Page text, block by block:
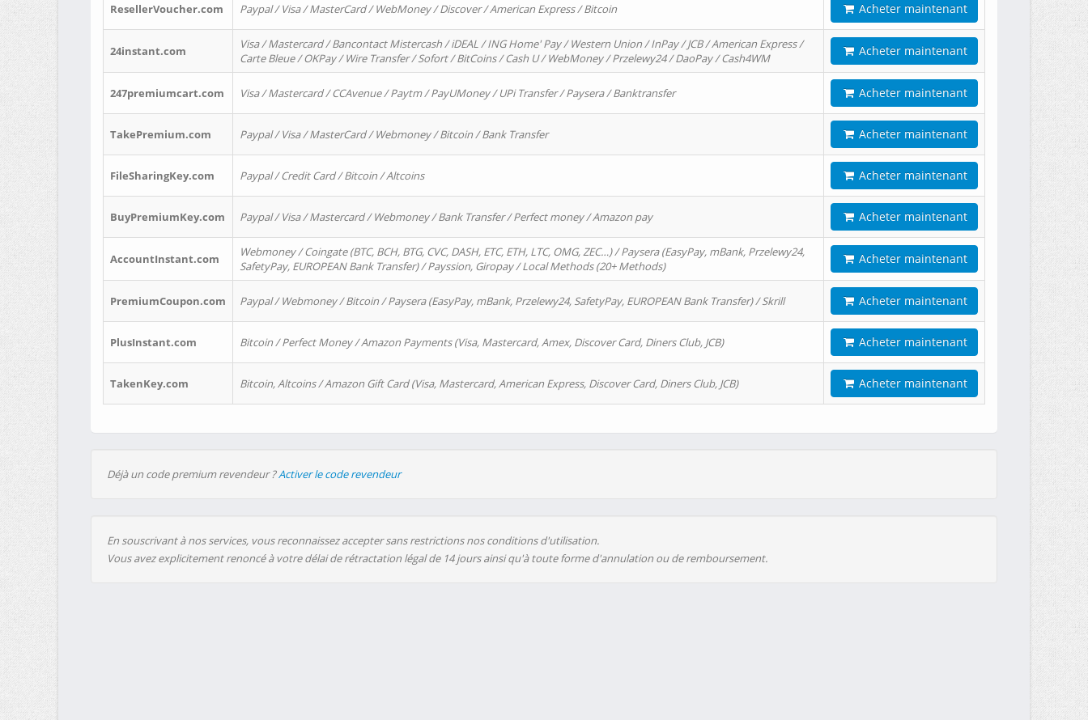
ResellerVoucher.com Paypal / Visa / MasterCard / WebMoney / Discover / American Express / Bitcoin Acheter maintenant
24instant.com
Visa / Mastercard / Bancontact Mistercash / iDEAL / ING Home' Pay / Western Union / InPay / JCB / American Express /
Carte Bleue / OKPay / Wire Transfer / Sofort / BitCoins / Cash U / WebMoney / Przelewy24 / DaoPay / Cash4WM
Acheter maintenant
247premiumcart.com Visa / Mastercard / CCAvenue / Paytm / PayUMoney / UPi Transfer / Paysera / Banktransfer Acheter maintenant
TakePremium.com Paypal / Visa / MasterCard / Webmoney / Bitcoin / Bank Transfer Acheter maintenant
FileSharingKey.com Paypal / Credit Card / Bitcoin / Altcoins Acheter maintenant
BuyPremiumKey.com Paypal / Visa / Mastercard / Webmoney / Bank Transfer / Perfect money / Amazon pay Acheter maintenant
AccountInstant.com
Webmoney / Coingate (BTC, BCH, BTG, CVC, DASH, ETC, ETH, LTC, OMG, ZEC…) / Paysera (EasyPay, mBank, Przelewy24,
SafetyPay, EUROPEAN Bank Transfer) / Payssion, Giropay / Local Methods (20+ Methods)
Acheter maintenant
PremiumCoupon.com Paypal / Webmoney / Bitcoin / Paysera (EasyPay, mBank, Przelewy24, SafetyPay, EUROPEAN Bank Transfer) / Skrill Acheter maintenant
PlusInstant.com Bitcoin / Perfect Money / Amazon Payments (Visa, Mastercard, Amex, Discover Card, Diners Club, JCB) Acheter maintenant
TakenKey.com Bitcoin, Altcoins / Amazon Gift Card (Visa, Mastercard, American Express, Discover Card, Diners Club, JCB) Acheter maintenant
Déjà un code premium revendeur ?Activer le code revendeur
En souscrivant à nos services, vous reconnaissez accepter sans restrictions nos conditions d'utilisation.
Vous avez explicitement renoncé à votre délai de rétractation légal de 14 jours ainsi qu'à toute forme d'annulation ou de remboursement.